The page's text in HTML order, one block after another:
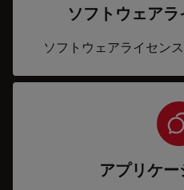
ソフトウェア
ソフトウェアライセン
アプリケ